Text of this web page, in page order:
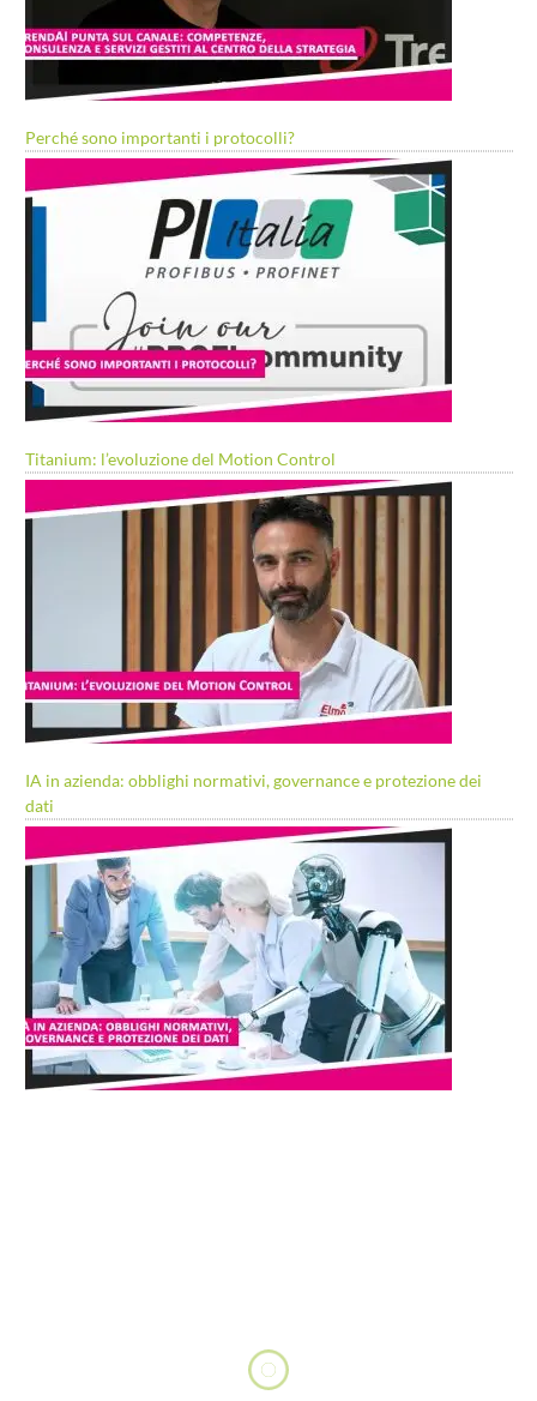
Perché sono importanti i protocolli?
Titanium: l’evoluzione del Motion Control
IA in azienda: obblighi normativi, governance e protezione dei
dati